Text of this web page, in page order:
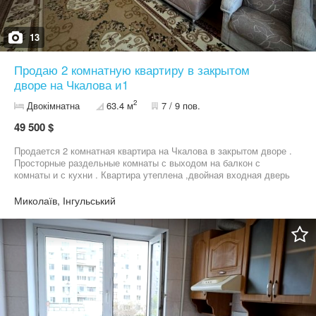
13
Продаю 2 комнатную квартиру в закрытом
дворе на Чкалова и1
Двокімнатна 63.4 м2 7 / 9 пов.
49 500 $
Продается 2 комнатная квартира на Чкалова в закрытом дворе .
Просторные раздельные комнаты с выходом на балкон с
комнаты и с кухни . Квартира утеплена ,двойная входная дверь
крытое парко место за отдельную плату . Дом ОСББ , крышная
котельня . Хороший район рядом вся инфраструктура , рынок
остановка транспорта супермаркет .Приглашаю на просмотр
Звоните !
Миколаїв, Інгульський